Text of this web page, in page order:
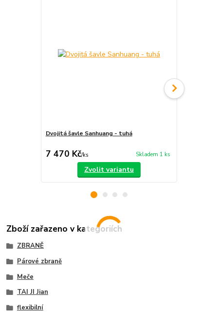
Dvojitá šavle Sanhuang - tuhá
7 470 Kč/ks Skladem 1 ks
Zvolit variantu
Zboží zařazeno v kategoriích
ZBRANĚ
Párové zbraně
Meče
TAI JI Jian
flexibilní